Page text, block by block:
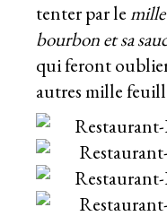
tenter par le
bourbon et sa
qui feront
autres mille